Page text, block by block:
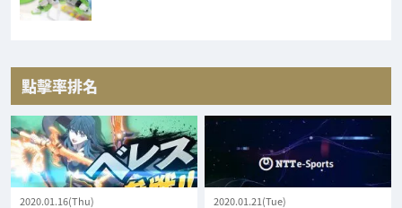
點擊率排名
2020.01.16(Thu) 2020.01.21(Tue)